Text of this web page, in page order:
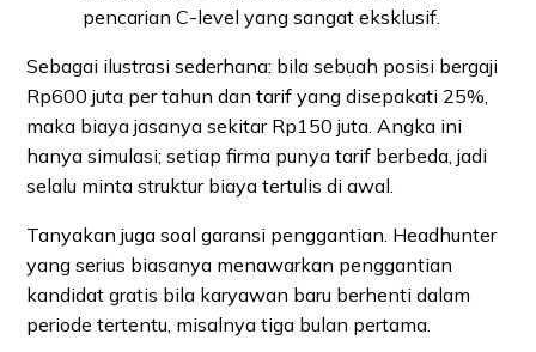
pencarian C-level yang sangat eksklusif.
Sebagai ilustrasi sederhana: bila sebuah posisi bergaji
Rp600 juta per tahun dan tarif yang disepakati 25%,
maka biaya jasanya sekitar Rp150 juta. Angka ini
hanya simulasi; setiap firma punya tarif berbeda, jadi
selalu minta struktur biaya tertulis di awal.
Tanyakan juga soal garansi penggantian. Headhunter
yang serius biasanya menawarkan penggantian
kandidat gratis bila karyawan baru berhenti dalam
periode tertentu, misalnya tiga bulan pertama.